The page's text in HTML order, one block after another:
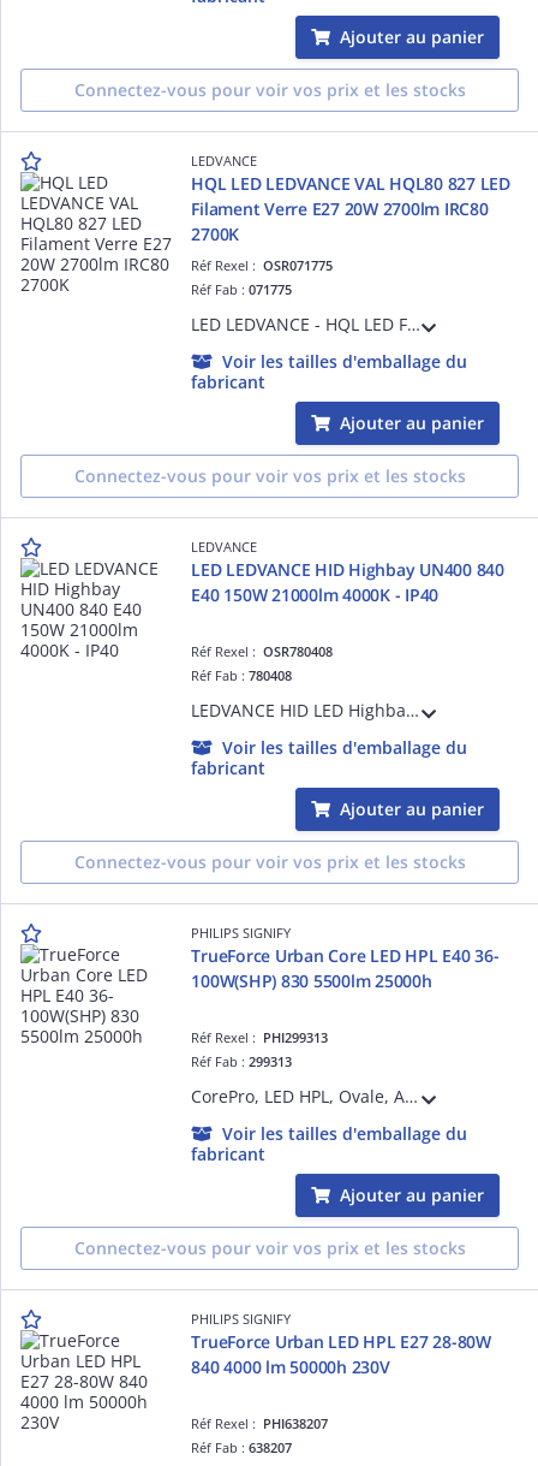
Ajouter au panier
Connectez-vous pour voir vos prix et les stocks
LEDVANCE
HQL LED LEDVANCE VAL HQL80 827 LED
Filament Verre E27 20W 2700lm IRC80
2700K
Réf Rexel :OSR071775
Réf Fab :071775
LED LEDVANCE - HQL LED Filament VALUE - 827 - E27 - 360 ° - 20 W - Equivalence 80 W - 2700 lm - Ra80 - 2700 K - 25000 h - Ta -20°C à + 50°C - Classe D - Garantie 3 ans
Voir les tailles d'emballage du
fabricant
Ajouter au panier
Connectez-vous pour voir vos prix et les stocks
LEDVANCE
LED LEDVANCE HID Highbay UN400 840
E40 150W 21000lm 4000K - IP40
Réf Rexel :OSR780408
Réf Fab :780408
LEDVANCE HID LED Highbay UN400 PRO Claire - E40 - 150W - 21000lm - d=250 x 263mm 100g - 4000K - 50000h - Classe D - Garantie 5 ans - Filin de sécurité inclus - Pour alimentation 230V - Ta -20°C à + 50°C - IP40
Voir les tailles d'emballage du
fabricant
Ajouter au panier
Connectez-vous pour voir vos prix et les stocks
PHILIPS SIGNIFY
TrueForce Urban Core LED HPL E40 36-
100W(SHP) 830 5500lm 25000h
Réf Rexel : PHI299313
Réf Fab :299313
CorePro, LED HPL, Ovale, Alimentation principale uniquement, 36 W, HPL 125W, SON 70W, E40, 3000 K, 5500 lm, CRI 80, 25000 h
Voir les tailles d'emballage du
fabricant
Ajouter au panier
Connectez-vous pour voir vos prix et les stocks
PHILIPS SIGNIFY
TrueForce Urban LED HPL E27 28-80W
840 4000 lm 50000h 230V
Réf Rexel : PHI638207
Réf Fab :638207